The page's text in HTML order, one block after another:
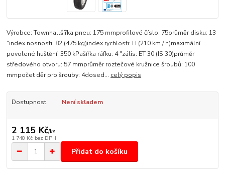
Výrobce: Townhallšířka pneu: 175 mmprofilové číslo: 75průměr disku: 13
"index nosnosti: 82 (475 kg)index rychlosti: H (210 km / h)maximální
povolené huštění: 350 kPašířka ráfku: 4 "zális: ET 30 (IS 30)průměr
středového otvoru: 57 mmprůměr roztečové kružnice šroubů: 100
mmpočet děr pro šrouby: 4dosed... celý popis
Dostupnost Není skladem
2 115 Kč/ks
1 748 Kč bez DPH
Přidat do košíku